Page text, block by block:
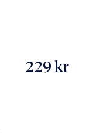
229 kr